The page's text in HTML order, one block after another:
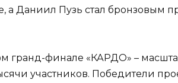
а Даниил Пузь стал бронзовым
гранд-финале «КАРДО» –
участников. Победители